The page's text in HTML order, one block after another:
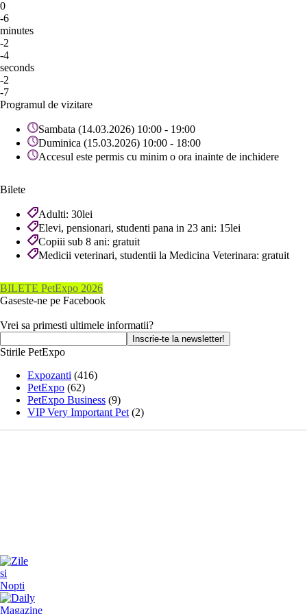
0
-6
minutes
-2
-4
seconds
-2
-7
Programul de vizitare
Sambata (14.03.2026) 10:00 - 19:00
Duminica (15.03.2026) 10:00 - 18:00
Accesul este permis cu minim o ora inainte de inchidere
Bilete
Adulti: 30lei
Elevi, pensionari, studenti pana in 23 ani: 15lei
Copiii sub 8 ani: gratuit
Medicii veterinari, studentii la Medicina Veterinara: gratuit
BILETE PetExpo 2026
Gaseste-ne pe Facebook
Vrei sa primesti ultimele informatii?
Stirile PetExpo
Expozanti (416)
PetExpo (62)
PetExpo Business (9)
VIP Very Important Pet (2)